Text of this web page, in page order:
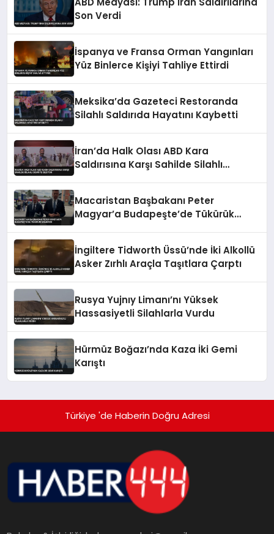
Son Verdi
İspanya ve Fransa Orman Yangınları
Yüz Binlerce Kişiyi Tahliye Ettirdi
Meksika’da Gazeteci Restoranda
Silahlı Saldırıda Hayatını Kaybetti
İran’da Halk Olası ABD Kara
Saldırısına Karşı Sahilde Silahlı
Macaristan Başbakanı Peter
Magyar’a Budapeşte’de Tükürük
İngiltere Tidworth Üssü’nde İki Alkollü
Asker Zırhlı Araçla Taşıtlara Çarptı
Rusya Yujnıy Limanı’nı Yüksek
Hassasiyetli Silahlarla Vurdu
Hürmüz Boğazı’nda Kaza İki Gemi
Karıştı
Türkiye 'de Haberin Doğru Adresi